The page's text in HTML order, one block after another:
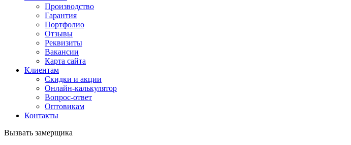
Производство
Гарантия
Портфолио
Отзывы
Реквизиты
Вакансии
Карта сайта
Клиентам
Скидки и акции
Онлайн-калькулятор
Вопрос-ответ
Оптовикам
Контакты
Вызвать замерщика